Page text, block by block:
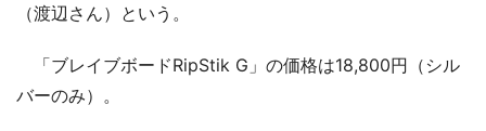
（渡辺さん）という。
「ブレイブボードRipStik G」の価格は18,800円（シル
バーのみ）。